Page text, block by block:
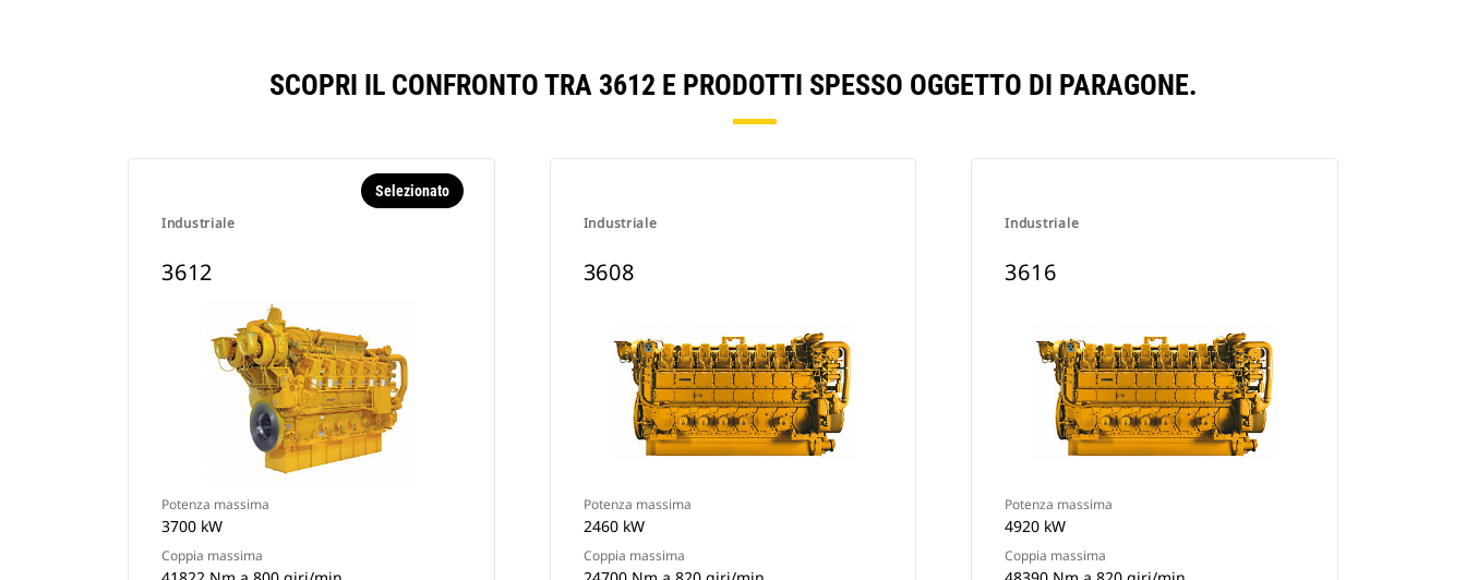
SCOPRI IL CONFRONTO TRA 3612 E PRODOTTI SPESSO OGGETTO DI PARAGONE.
Industriale
Selezionato
3612
Potenza massima
3700 kW
Coppia massima
Industriale
3608
Potenza massima
2460 kW
Coppia massima
Industriale
3616
Potenza massima
4920 kW
Coppia massima